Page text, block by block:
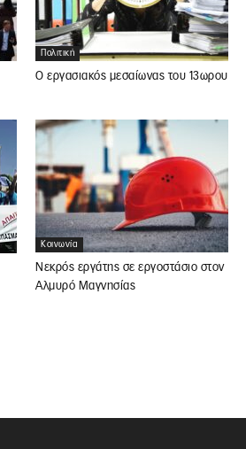
Πολιτική
Ο εργασιακός μεσαίωνας του 13ωρου
Κοινωνία
Νεκρός εργάτης σε εργοστάσιο στον
Αλμυρό Μαγνησίας